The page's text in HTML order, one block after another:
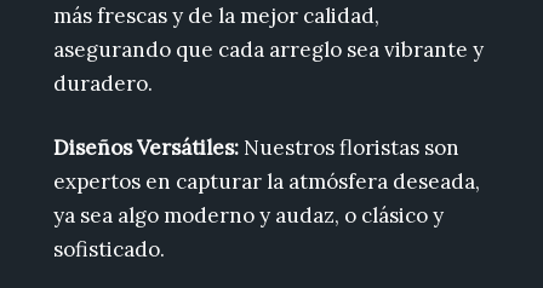
más frescas y de la mejor calidad,
asegurando que cada arreglo sea vibrante y
duradero.
Diseños Versátiles:Nuestros floristas son
expertos en capturar la atmósfera deseada,
ya sea algo moderno y audaz, o clásico y
sofisticado.